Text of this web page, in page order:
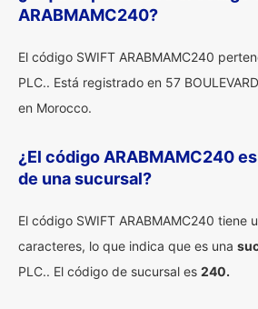
ARABMAMC240?
El código SWIFT ARABMAMC240
PLC.. Está registrado en 57
en Morocco.
¿El código ARABMAMC240
de una sucursal?
El código SWIFT ARABMAMC240 tiene
caracteres, lo que indica que es una
PLC.. El código de sucursal es 240.